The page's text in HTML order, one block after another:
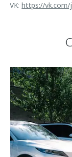
VK: https://vk.com/